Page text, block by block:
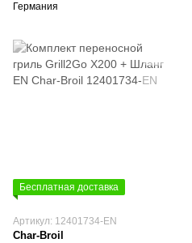
Германия
Бесплатная доставка
Артикул: 12401734-EN
Char-Broil